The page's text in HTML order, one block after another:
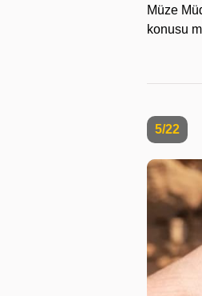
Müze
konusu
5/22